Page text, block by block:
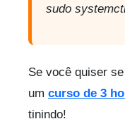
sudo
Se você quiser
um curso de 3
tinindo!